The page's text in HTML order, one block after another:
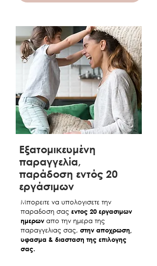
ΑΠΟΘΗΚΕΥΤΙΚΟ
ΚΑΙ ΣΤΡΩΜΑ
150Χ200
ΑΧΙΛΛΕΑΣ
ΚΡΕΒΑΤΙ ΜΕ
ΑΠΟΘΗΚΕΥΤΙΚΟ
ΚΑΙ ΣΤΡΩΜΑ
160Χ200
€960 €1,030
ΑΧΙΛΛΕΑΣ
ΚΡΕΒΑΤΙ ΜΕ
ΑΠΟΘΗΚΕΥΤΙΚΟ
ΚΑΙ ΣΤΡΩΜΑ
180Χ200
€1,060 €1,140
ΣΤΙΣ ΤΙΜΕΣ ΣΥΜΠΕΡΙΛΑΜΒΑΝΕΤΑΙ ΦΠΑ
Εξατομικευμένη
παραγγελία,
παράδοση εντός 20
εργάσιμων
Μπορειτε να υπολογισετε την
παραδοση σας εντος 20 εργασιμων
ημερων απο την ημερα της
παραγγελιας σας, στην αποχρωση,
υφασμα & διασταση της επιλογης
σας.